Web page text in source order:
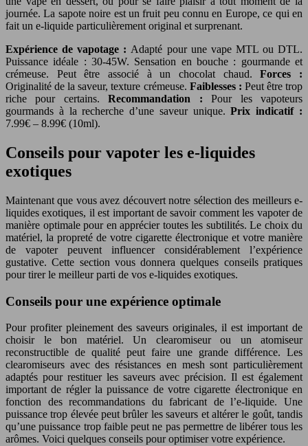
journée. La sapote noire est un fruit peu connu en Europe, ce qui en
fait un e-liquide particulièrement original et surprenant.
Expérience de vapotage : Adapté pour une vape MTL ou DTL.
Puissance idéale : 30-45W. Sensation en bouche : gourmande et
crémeuse. Peut être associé à un chocolat chaud.Forces :
Originalité de la saveur, texture crémeuse. Faiblesses : Peut être trop
riche pour certains.Recommandation :Pour les vapoteurs
gourmands à la recherche d’une saveur unique.Prix indicatif :
7.99€ – 8.99€ (10ml).
Conseils pour vapoter les e-liquides
exotiques
Maintenant que vous avez découvert notre sélection des meilleurs e-
liquides exotiques, il est important de savoir comment les vapoter de
manière optimale pour en apprécier toutes les subtilités. Le choix du
matériel, la propreté de votre cigarette électronique et votre manière
de vapoter peuvent influencer considérablement l’expérience
gustative. Cette section vous donnera quelques conseils pratiques
pour tirer le meilleur parti de vos e-liquides exotiques.
Conseils pour une expérience optimale
Pour profiter pleinement des saveurs originales, il est important de
choisir le bon matériel. Un clearomiseur ou un atomiseur
reconstructible de qualité peut faire une grande différence. Les
clearomiseurs avec des résistances en mesh sont particulièrement
adaptés pour restituer les saveurs avec précision. Il est également
important de régler la puissance de votre cigarette électronique en
fonction des recommandations du fabricant de l’e-liquide. Une
puissance trop élevée peut brûler les saveurs et altérer le goût, tandis
qu’une puissance trop faible peut ne pas permettre de libérer tous les
arômes. Voici quelques conseils pour optimiser votre expérience.